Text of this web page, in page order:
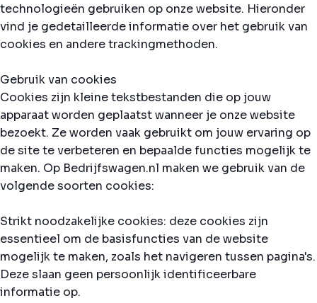
technologieën gebruiken op onze website. Hieronder
vind je gedetailleerde informatie over het gebruik van
cookies en andere trackingmethoden.
Gebruik van cookies
Cookies zijn kleine tekstbestanden die op jouw
apparaat worden geplaatst wanneer je onze website
bezoekt. Ze worden vaak gebruikt om jouw ervaring op
de site te verbeteren en bepaalde functies mogelijk te
maken. Op Bedrijfswagen.nl maken we gebruik van de
volgende soorten cookies:
Strikt noodzakelijke cookies: deze cookies zijn
essentieel om de basisfuncties van de website
mogelijk te maken, zoals het navigeren tussen pagina's.
Deze slaan geen persoonlijk identificeerbare
informatie op.